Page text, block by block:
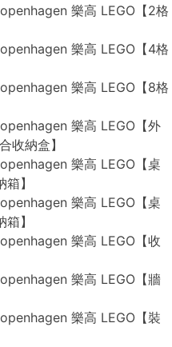
樂高 LEGO【2格
樂高 LEGO【4格
樂高 LEGO【8格
樂高 LEGO【外
收納盒】
樂高 LEGO【桌
】
樂高 LEGO【桌
】
樂高 LEGO【收
樂高 LEGO【牆
樂高 LEGO【裝